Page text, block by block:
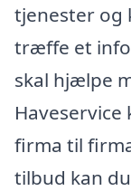
tjenester og
træffe et
skal hjælpe
firma til
tilbud kan